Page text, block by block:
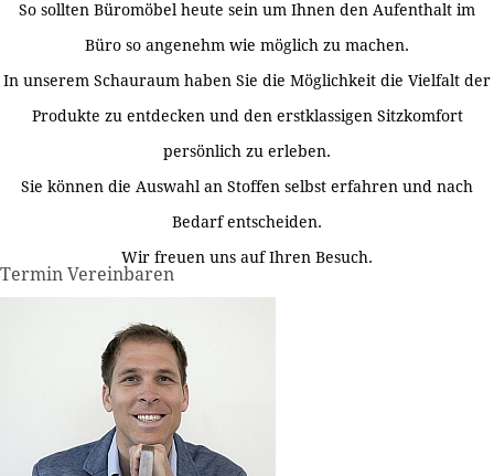
So sollten Büromöbel heute sein um Ihnen den Aufenthalt im
Büro so angenehm wie möglich zu machen.
In unserem Schauraum haben Sie die Möglichkeit die Vielfalt der
Produkte zu entdecken und den erstklassigen Sitzkomfort
persönlich zu erleben.
Sie können die Auswahl an Stoffen selbst erfahren und nach
Bedarf entscheiden.
Wir freuen uns auf Ihren Besuch.
Termin Vereinbaren